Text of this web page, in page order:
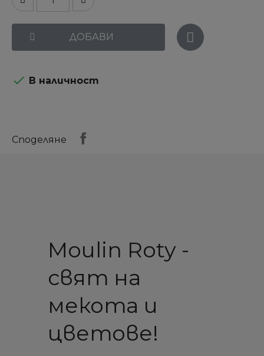
ДОБАВИ
 В наличност
Споделяне
Moulin Roty -
свят на
мекота и
цветове!